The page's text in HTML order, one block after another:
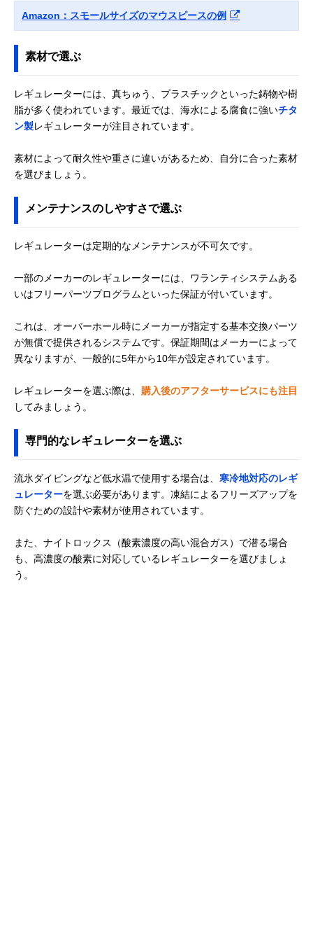
Amazon：スモールサイズのマウスピースの例
素材で選ぶ
レギュレーターには、真ちゅう、プラスチックといった鋳物や樹
脂が多く使われています。最近では、海水による腐食に強いチタ
ン製レギュレーターが注目されています。
素材によって耐久性や重さに違いがあるため、自分に合った素材
を選びましょう。
メンテナンスのしやすさで選ぶ
レギュレーターは定期的なメンテナンスが不可欠です。
一部のメーカーのレギュレーターには、ワランティシステムある
いはフリーパーツプログラムといった保証が付いています。
これは、オーバーホール時にメーカーが指定する基本交換パーツ
が無償で提供されるシステムです。保証期間はメーカーによって
異なりますが、一般的に5年から10年が設定されています。
レギュレーターを選ぶ際は、
購入後のアフターサービスにも注目
してみましょう。
専門的なレギュレーターを選ぶ
流氷ダイビングなど低水温で使用する場合は、 寒冷地対応のレギ
ュレーターを選ぶ必要があります。凍結によるフリーズアップを
防ぐための設計や素材が使用されています。
また、ナイトロックス（酸素濃度の高い混合ガス）で潜る場合
も、高濃度の酸素に対応しているレギュレーターを選びましょ
う。